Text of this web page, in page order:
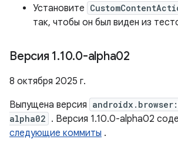
Установите
так, чтобы он был виден из
Версия 1.10.0-alpha02
8 октября 2025 г.
Выпущена версия
alpha02 . Версия 1.10.0-alpha02
следующие коммиты .